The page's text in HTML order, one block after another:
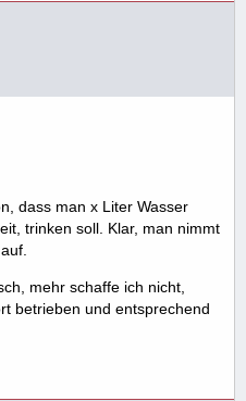
dass man x Liter Wasser
trinken soll. Klar, man nimmt
mehr schaffe ich nicht,
betrieben und entsprechend